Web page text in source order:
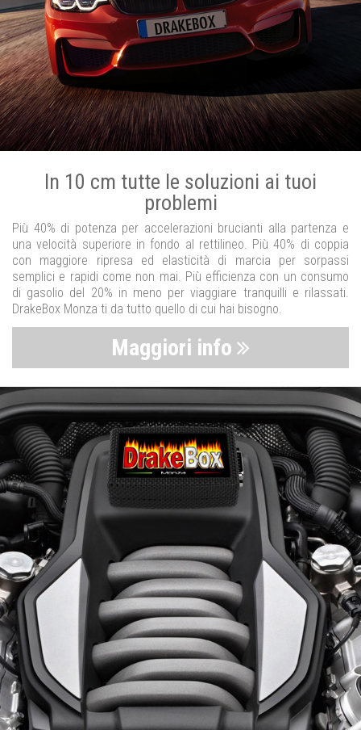
In 10 cm tutte le soluzioni ai tuoi
problemi
Più 40% di potenza per accelerazioni brucianti alla partenza e
una velocità superiore in fondo al rettilineo. Più 40% di coppia
con maggiore ripresa ed elasticità di marcia per sorpassi
semplici e rapidi come non mai. Più efficienza con un consumo
di gasolio del 20% in meno per viaggiare tranquilli e rilassati.
DrakeBox Monza ti da tutto quello di cui hai bisogno.
Maggiori info